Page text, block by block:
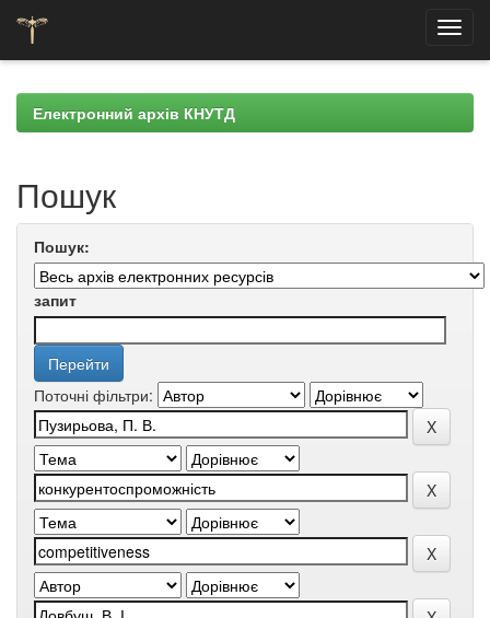
navigationЕлектронний архів КНУТД
Пошук
Пошук:
запит
Поточні фільтри: